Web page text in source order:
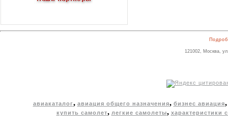
121002, Москва,
авиакаталог, авиация общего назначения, бизнес авиация
купить самолет, легкие самолеты, характеристики